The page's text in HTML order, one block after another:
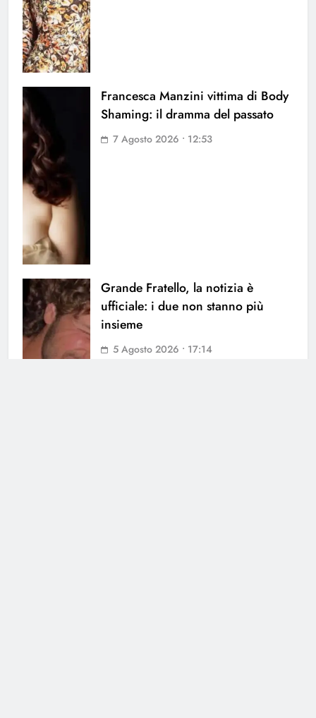
Francesca Manzini vittima di Body
Shaming: il dramma del passato
7 Agosto 2026 • 12:53
Grande Fratello, la notizia è
ufficiale: i due non stanno più
insieme
5 Agosto 2026 • 17:14